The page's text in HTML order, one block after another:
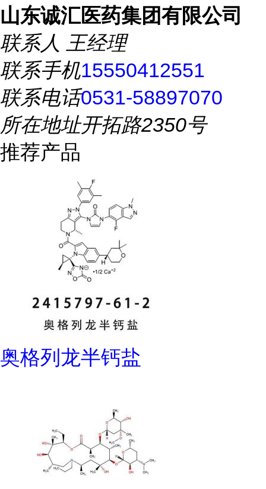
山东诚汇医药集团有限公司
联系人 王经理
联系手机15550412551
联系电话0531-58897070
所在地址开拓路2350号
推荐产品
奥格列龙半钙盐